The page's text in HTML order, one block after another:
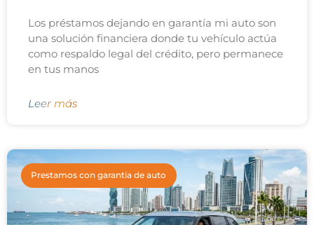
Los préstamos dejando en garantía mi auto son
una solución financiera donde tu vehículo actúa
como respaldo legal del crédito, pero permanece
en tus manos
Leer más
Prestamos con garantia de auto